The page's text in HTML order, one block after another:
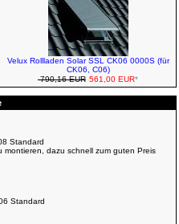
Velux Rollladen Solar SSL CK06 0000S (für
CK06, C06)
790,16 EUR 561,00 EUR*
Standard
dazu schnell zum guten Preis
Standard